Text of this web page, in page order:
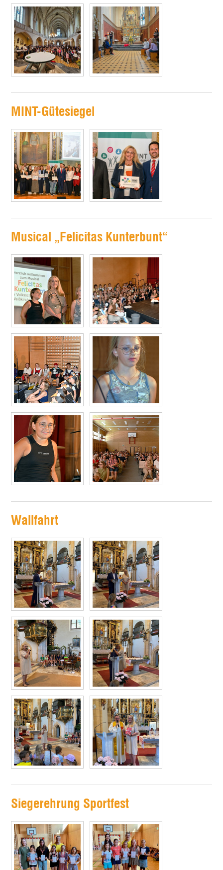
MINT-Gütesiegel
Musical „Felicitas Kunterbunt“
Wallfahrt
Siegerehrung Sportfest